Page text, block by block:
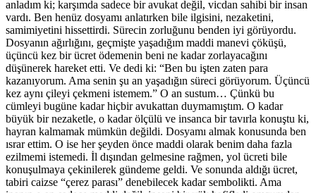
anladım ki; karşımda sadece bir avukat değil, vicdan sahibi bir insan
vardı. Ben henüz dosyamı anlatırken bile ilgisini, nezaketini,
samimiyetini hissettirdi. Sürecin zorluğunu benden iyi görüyordu.
Dosyanın ağırlığını, geçmişte yaşadığım maddi manevi çöküşü,
üçüncü kez bir ücret ödemenin beni ne kadar zorlayacağını
düşünerek hareket etti. Ve dedi ki: “Ben bu işten zaten para
kazanıyorum. Ama senin şu an yaşadığın süreci görüyorum. Üçüncü
kez aynı çileyi çekmeni istemem.” O an sustum… Çünkü bu
cümleyi bugüne kadar hiçbir avukattan duymamıştım. O kadar
büyük bir nezaketle, o kadar ölçülü ve insanca bir tavırla konuştu ki,
hayran kalmamak mümkün değildi. Dosyamı almak konusunda ben
ısrar ettim. O ise her şeyden önce maddi olarak benim daha fazla
ezilmemi istemedi. İl dışından gelmesine rağmen, yol ücreti bile
konuşulmaya çekinilerek gündeme geldi. Ve sonunda aldığı ücret,
tabiri caizse “çerez parası” denebilecek kadar sembolikti. Ama